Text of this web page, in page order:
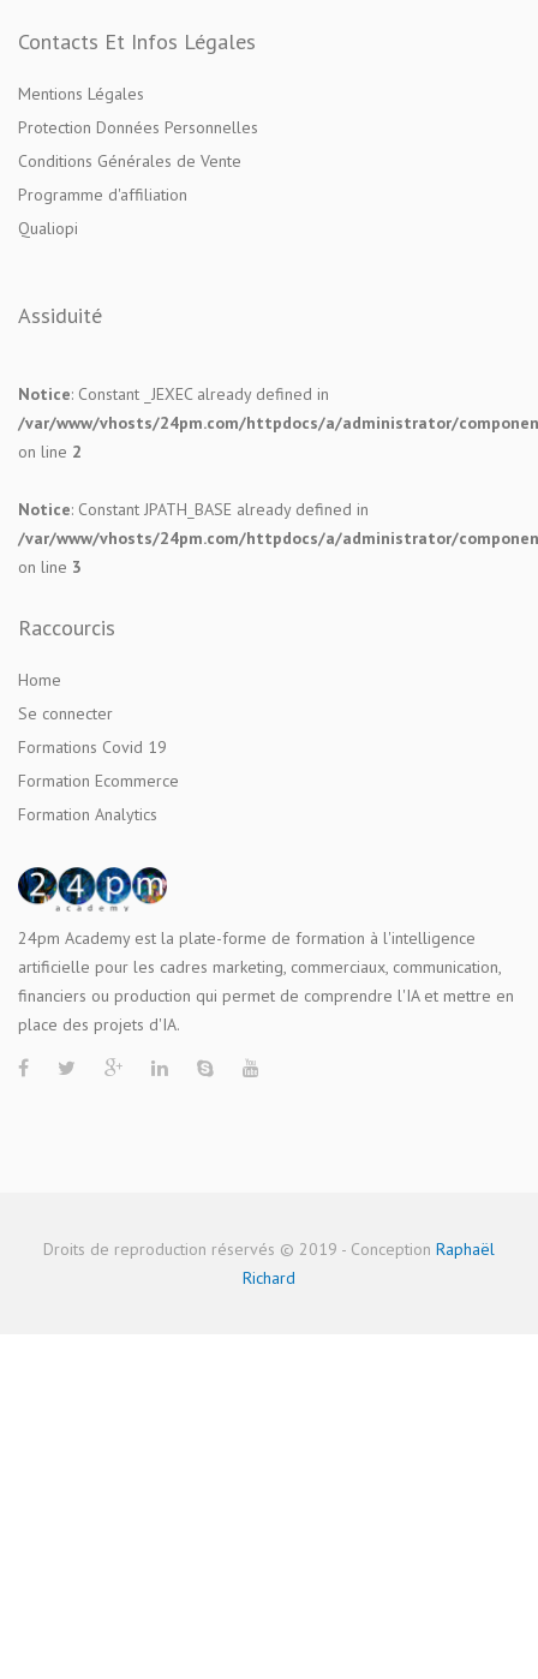
Contacts Et Infos Légales
Mentions Légales
Protection Données Personnelles
Conditions Générales de Vente
Programme d'affiliation
Qualiopi
Assiduité
Notice: Constant _JEXEC already defined in
/var/www/vhosts/24pm.com/httpdocs/a/administrator/
on line 2
Notice: Constant JPATH_BASE already defined in
/var/www/vhosts/24pm.com/httpdocs/a/administrator/
on line 3
Raccourcis
Home
Se connecter
Formations Covid 19
Formation Ecommerce
Formation Analytics
24pm Academy est la plate-forme de formation à l'intelligence
artificielle pour les cadres marketing, commerciaux, communication,
financiers ou production qui permet de comprendre l'IA et mettre en
place des projets d'IA.
Droits de reproduction réservés © 2019 - Conception Raphaël
Richard